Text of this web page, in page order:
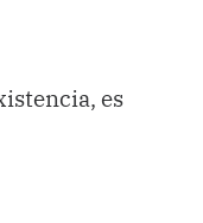
es